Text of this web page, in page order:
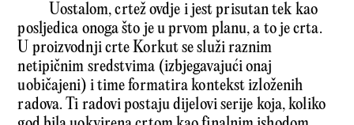
Uostalom, crtež ovdje i jest prisutan tek kao
posljedica onoga što je u prvom planu, a to je crta.
U proizvodnji crte Korkut se služi raznim
netipičnim sredstvima (izbjegavajući onaj
uobičajeni) i time formatira kontekst izloženih
radova. Ti radovi postaju dijelovi serije koja, koliko